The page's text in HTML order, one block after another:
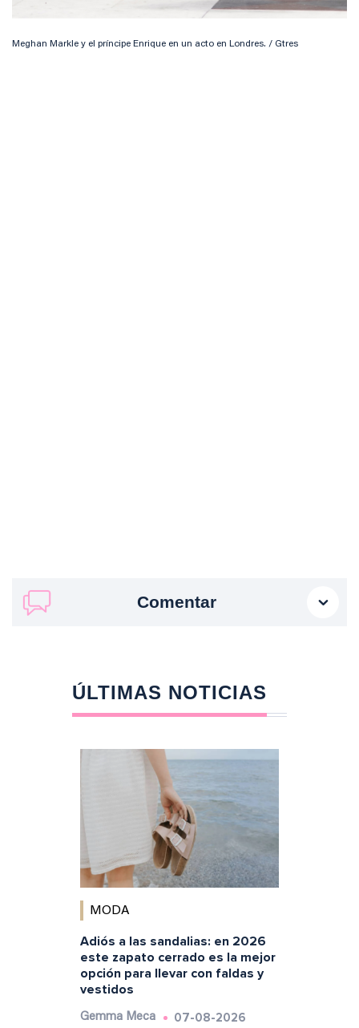
Meghan Markle y el príncipe Enrique en un acto en Londres. / Gtres
Comentar
ÚLTIMAS NOTICIAS
MODA
Adiós a las sandalias: en 2026
este zapato cerrado es la mejor
opción para llevar con faldas y
vestidos
Gemma Meca 07-08-2026